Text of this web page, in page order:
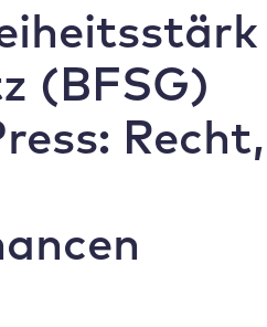
(BFSG)
Recht,